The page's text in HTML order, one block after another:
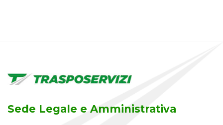
Sede Legale e Amministrativa